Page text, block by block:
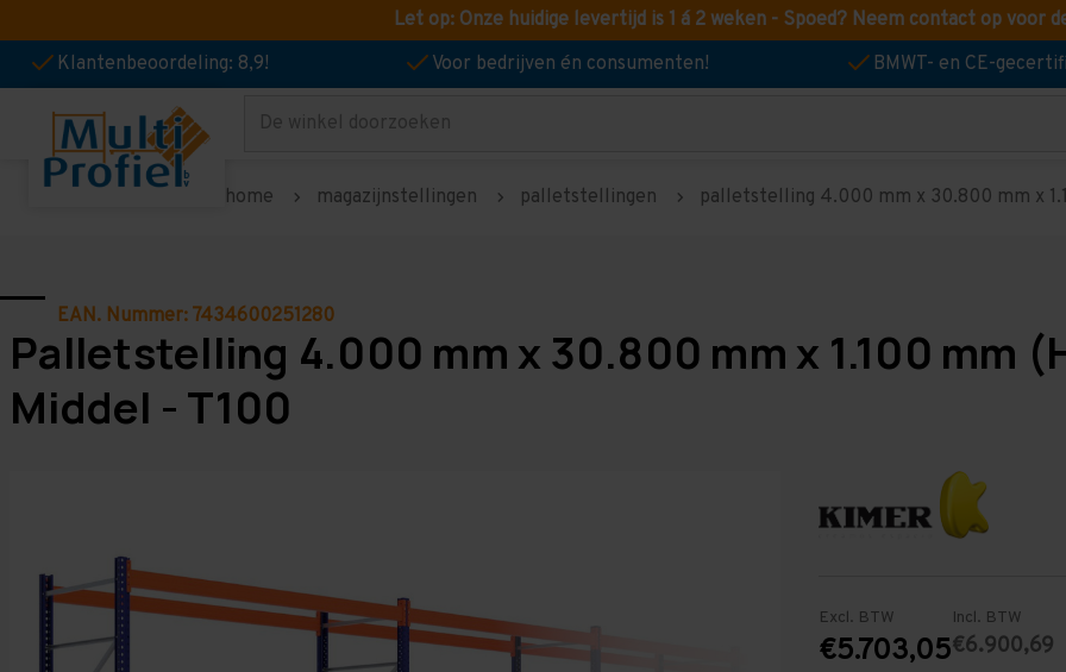
Let op: Onze huidige levertijd is 1 á 2 weken - Spoed? Neem contact op voor
Klantenbeoordeling: 8,9!
Voor bedrijven én consumenten! BMWT- en CE-
Zoeken
home magazijnstellingen palletstellingen palletstelling 4.000 mm x 30.800 mm x
EAN. Nummer: 7434600251280
Palletstelling 4.000 mm x 30.800 mm x 1.100 mm
Middel - T100
Excl. BTW
€5.703,05
Incl. BTW
€6.900,69